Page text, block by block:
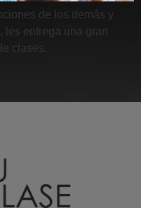
de los demás y
les entrega una gran
clases.